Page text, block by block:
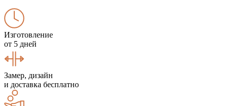
Изготовление
от 5 дней
Замер, дизайн
и доставка бесплатно